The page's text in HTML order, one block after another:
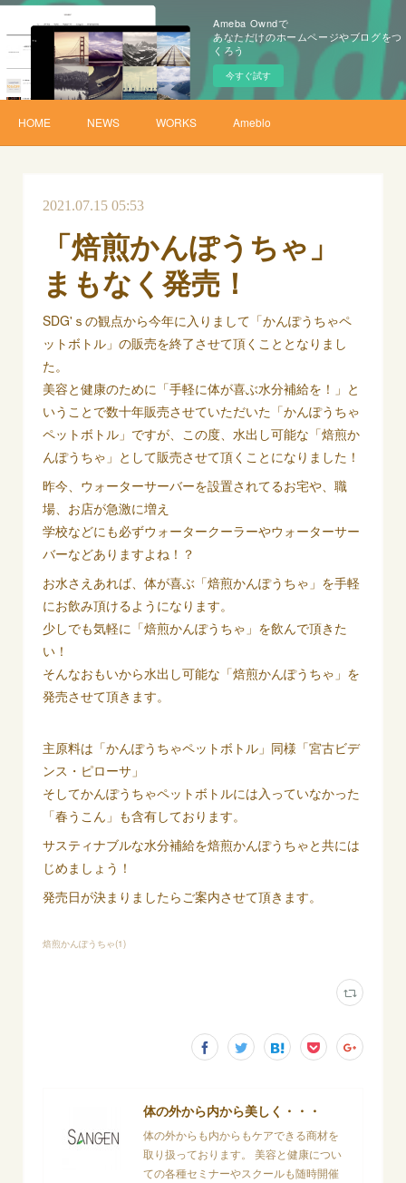
Ameba Owndで
あなただけのホームページやブログをつ
くろう
今すぐ試す
HOME NEWS WORKS Ameblo
2021.07.15 05:53
「焙煎かんぽうちゃ」
まもなく発売！
SDG'ｓの観点から今年に入りまして「かんぽうちゃペ
ットボトル」の販売を終了させて頂くこととなりまし
た。
美容と健康のために「手軽に体が喜ぶ水分補給を！」と
いうことで数十年販売させていただいた「かんぽうちゃ
ペットボトル」ですが、この度、水出し可能な「焙煎か
んぽうちゃ」として販売させて頂くことになりました！
昨今、ウォーターサーバーを設置されてるお宅や、職
場、お店が急激に増え
学校などにも必ずウォータークーラーやウォーターサー
バーなどありますよね！？
お水さえあれば、体が喜ぶ「焙煎かんぽうちゃ」を手軽
にお飲み頂けるようになります。
少しでも気軽に「焙煎かんぽうちゃ」を飲んで頂きた
い！
そんなおもいから水出し可能な「焙煎かんぽうちゃ」を
発売させて頂きます。
主原料は「かんぽうちゃペットボトル」同様「宮古ビデ
ンス・ピローサ」
そしてかんぽうちゃペットボトルには入っていなかった
「春うこん」も含有しております。
サスティナブルな水分補給を焙煎かんぽうちゃと共には
じめましょう！
発売日が決まりましたらご案内させて頂きます。
焙煎かんぽうちゃ(1)
体の外から内から美しく・・・
体の外からも内からもケアできる商材を
取り扱っております。 美容と健康につい
ての各種セミナーやスクールも随時開催